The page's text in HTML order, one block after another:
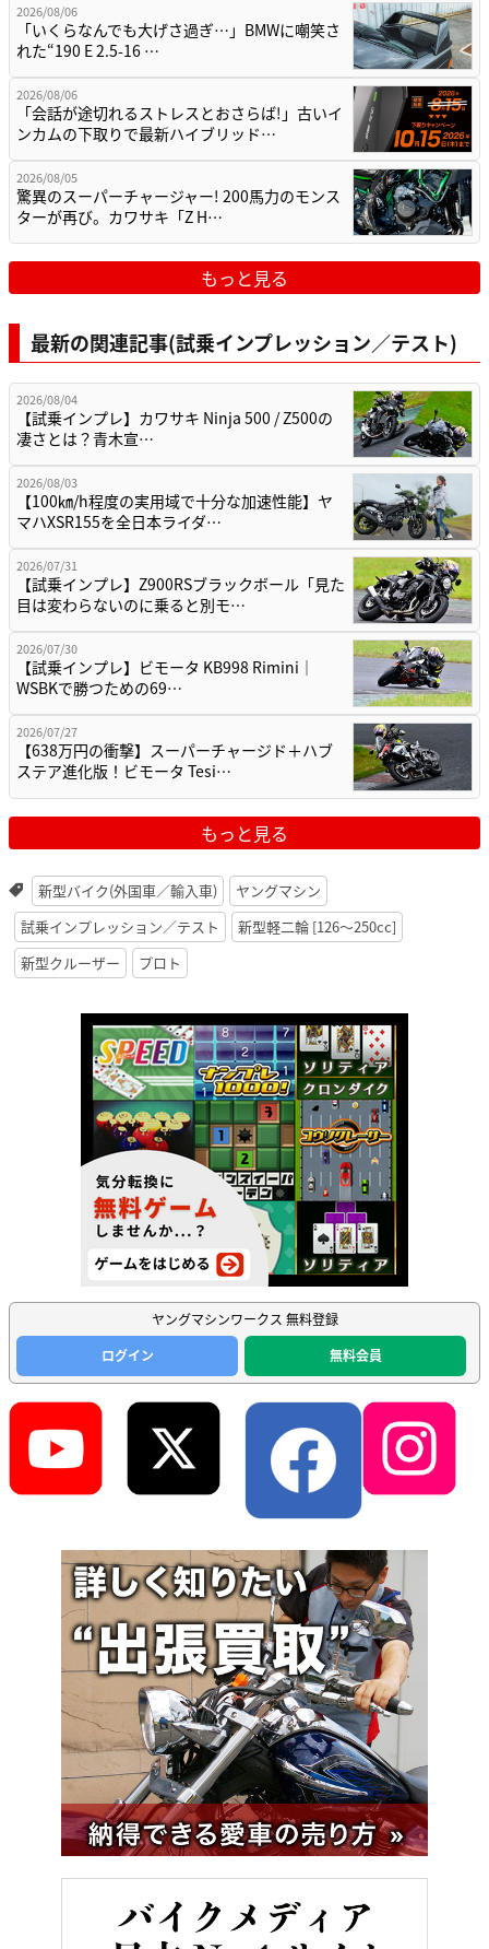
2026/08/06
「いくらなんでも大げさ過ぎ…」BMWに嘲笑さ
れた“190 E 2.5-16 …
2026/08/06
「会話が途切れるストレスとおさらば!」古いイ
ンカムの下取りで最新ハイブリッド…
2026/08/05
驚異のスーパーチャージャー! 200馬力のモンス
ターが再び。カワサキ「Z H…
もっと見る
最新の関連記事(試乗インプレッション／テスト)
2026/08/04
【試乗インプレ】カワサキ Ninja 500 / Z500の
凄さとは？青木宣…
2026/08/03
【100㎞/h程度の実用域で十分な加速性能】ヤ
マハXSR155を全日本ライダ…
2026/07/31
【試乗インプレ】Z900RSブラックボール「見た
目は変わらないのに乗ると別モ…
2026/07/30
【試乗インプレ】ビモータ KB998 Rimini｜
WSBKで勝つための69…
2026/07/27
【638万円の衝撃】スーパーチャージド＋ハブ
ステア進化版！ビモータ Tesi…
もっと見る
新型バイク(外国車／輸入車)
ヤングマシン
試乗インプレッション／テスト
新型軽二輪 [126〜250cc]
新型クルーザー
プロト
ヤングマシンワークス 無料登録
ログイン
無料会員